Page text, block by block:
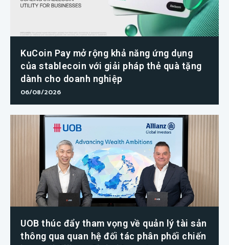
KuCoin Pay mở rộng khả năng ứng dụng
của stablecoin với giải pháp thẻ quà tặng
dành cho doanh nghiệp
06/08/2026
UOB thúc đẩy tham vọng về quản lý tài sản
thông qua quan hệ đối tác phân phối chiến